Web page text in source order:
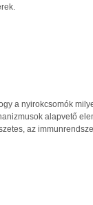
a nyirokcsomók
alapvető
az